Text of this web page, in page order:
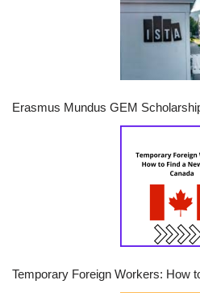
Erasmus Mundus GEM
Temporary Foreign Workers: How